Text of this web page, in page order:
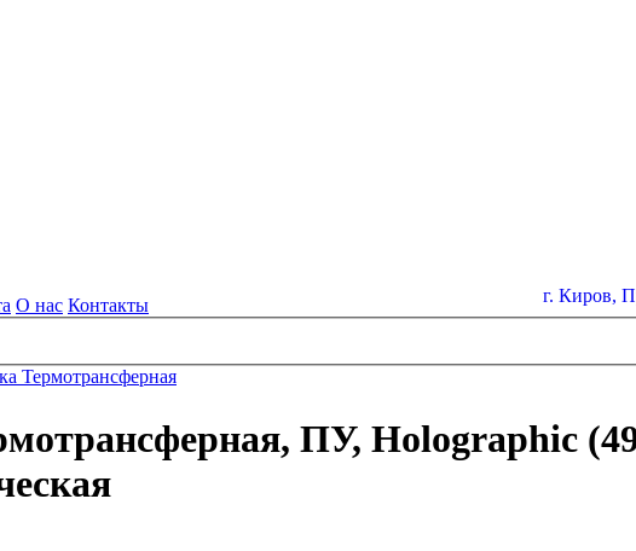
г. Киров,
О нас Контакты
Термотрансферная
ПУ, Holographic